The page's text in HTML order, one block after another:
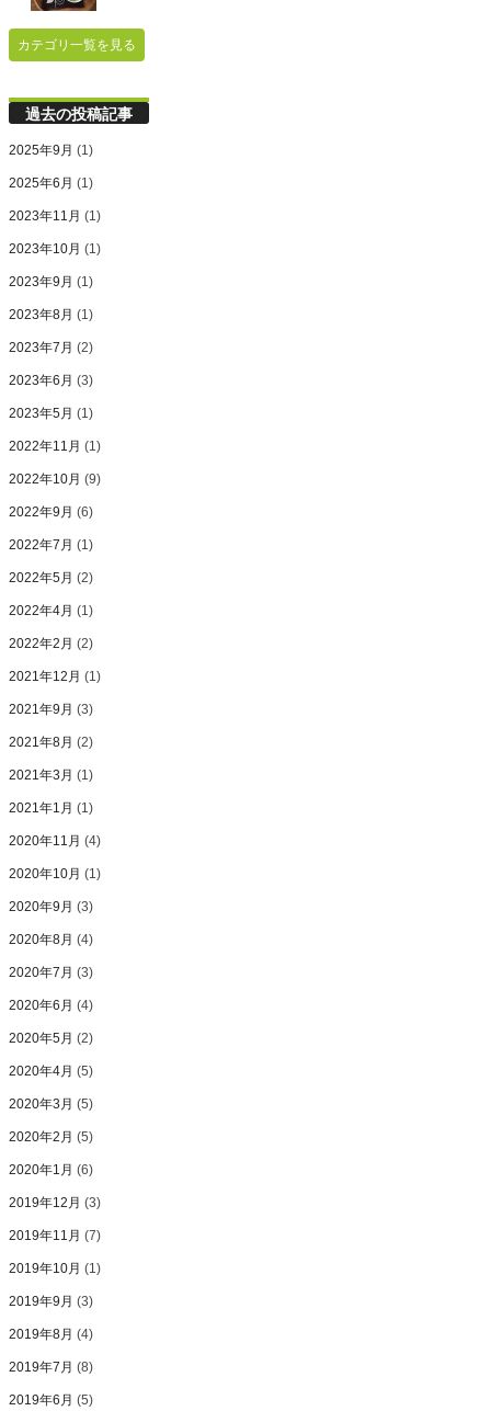
カテゴリ一覧を見る
過去の投稿記事
2025年9月 (1)
2025年6月 (1)
2023年11月 (1)
2023年10月 (1)
2023年9月 (1)
2023年8月 (1)
2023年7月 (2)
2023年6月 (3)
2023年5月 (1)
2022年11月 (1)
2022年10月 (9)
2022年9月 (6)
2022年7月 (1)
2022年5月 (2)
2022年4月 (1)
2022年2月 (2)
2021年12月 (1)
2021年9月 (3)
2021年8月 (2)
2021年3月 (1)
2021年1月 (1)
2020年11月 (4)
2020年10月 (1)
2020年9月 (3)
2020年8月 (4)
2020年7月 (3)
2020年6月 (4)
2020年5月 (2)
2020年4月 (5)
2020年3月 (5)
2020年2月 (5)
2020年1月 (6)
2019年12月 (3)
2019年11月 (7)
2019年10月 (1)
2019年9月 (3)
2019年8月 (4)
2019年7月 (8)
2019年6月 (5)